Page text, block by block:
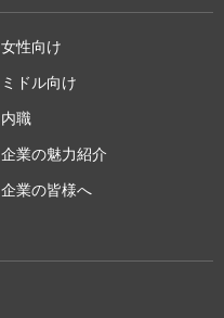
女性向け
ミドル向け
内職
企業の魅力紹介
企業の皆様へ